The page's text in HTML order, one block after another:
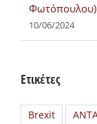
Φωτόπουλου)
10/06/2024
Ετικέτες
Brexit